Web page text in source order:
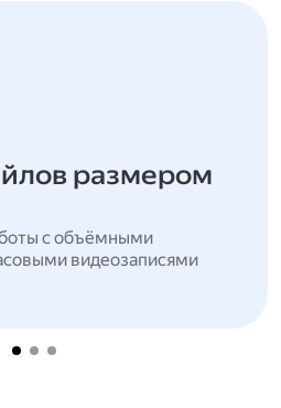
размером
с объёмными
видеозаписями